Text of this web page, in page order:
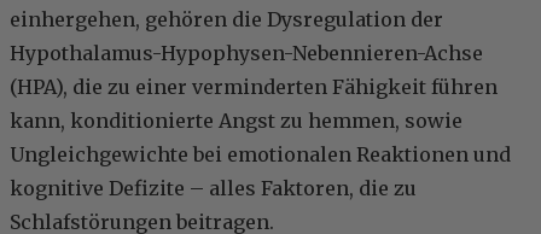
einhergehen, gehören die Dysregulation der
Hypothalamus-Hypophysen-Nebennieren-Achse
(HPA), die zu einer verminderten Fähigkeit führen
kann, konditionierte Angst zu hemmen, sowie
Ungleichgewichte bei emotionalen Reaktionen und
kognitive Defizite – alles Faktoren, die zu
Schlafstörungen beitragen.